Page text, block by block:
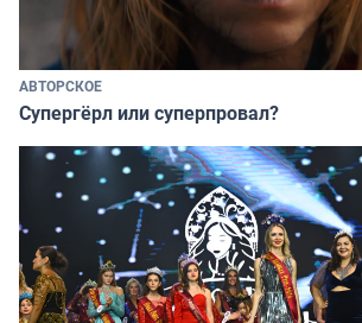
АВТОРСКОЕ
Супергёрл или суперпровал?